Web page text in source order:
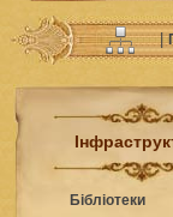
|
Бібліотеки